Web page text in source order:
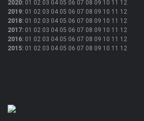
2020: 01 02 03 04 05 06 07 08 09 10 11 12
2019: 01 02 03 04 05 06 07 08 09 10 11 12
2018: 01 02 03 04 05 06 07 08 09 10 11 12
2017: 01 02 03 04 05 06 07 08 09 10 11 12
2016: 01 02 03 04 05 06 07 08 09 10 11 12
2015: 01 02 03 04 05 06 07 08 09 10 11 12